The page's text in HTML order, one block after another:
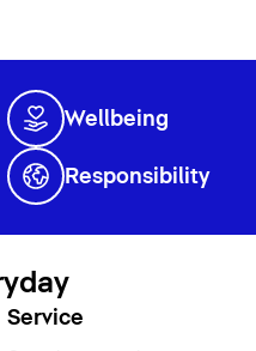
Wellbeing
Responsibility
Service